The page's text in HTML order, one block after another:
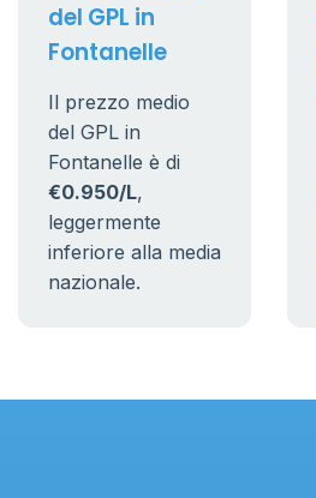
del GPL in
Fontanelle
Il prezzo medio
del GPL in
Fontanelle è di
€0.950/L,
leggermente
inferiore alla media
nazionale.